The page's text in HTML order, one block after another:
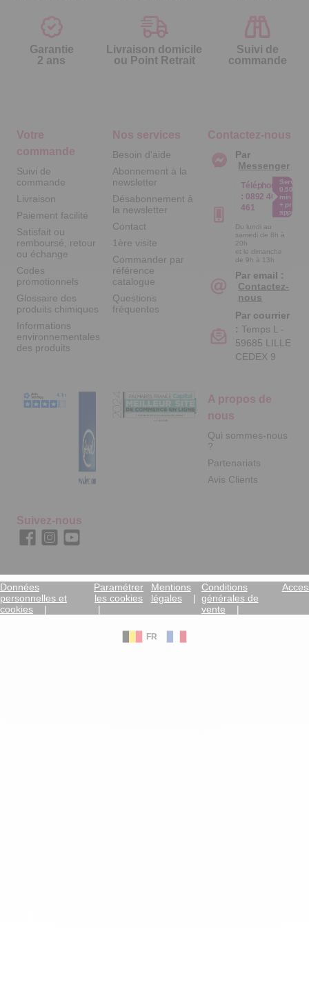
Garantie
2 ans
Livraison domicile
ou Point Retrait
Suivi de
commande
Votre
commande
Suivi de
commande
Livraison
Paiement facilité
Satisfait ou
remboursé, retour
ou échange
Codes
promotionnels
Glossaire des
produits chimiques
Informations
environnementales
des produits
Nos services
Besoin d'aide
Abonnement à la
newsletter
Désabonnement à
la newsletter
Contact
1ère visite
Commander par
référence
catalogue
Questions
fréquentes
A propos de
nous
Qui sommes-nous
?
Partenariats
Avis Clients
Contactez-nous
Par
Messenger
Téléphone
: 0892 461
461
Service
0.50€ /
min
+ prix
appel
Du lundi au
samedi de 8h à
20h
et le dimanche
de 9h à 13h
Par email :
Contactez-
nous
Par courrier
: Temps L -
59685 LILLE
CEDEX 9
Suivez-nous
Données
personnelles et
cookies
Paramétrer
les cookies
Mentions
légales
Conditions
générales de
vente
FR